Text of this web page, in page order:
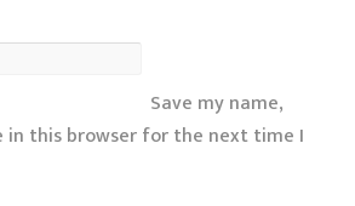
Save my name,
in this browser for the next time I